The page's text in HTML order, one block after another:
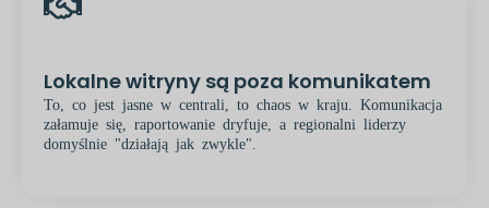
Lokalne witryny są poza komunikatem
To, co jest jasne w centrali, to chaos w kraju. Komunikacja
załamuje się, raportowanie dryfuje, a regionalni liderzy
domyślnie "działają jak zwykle".